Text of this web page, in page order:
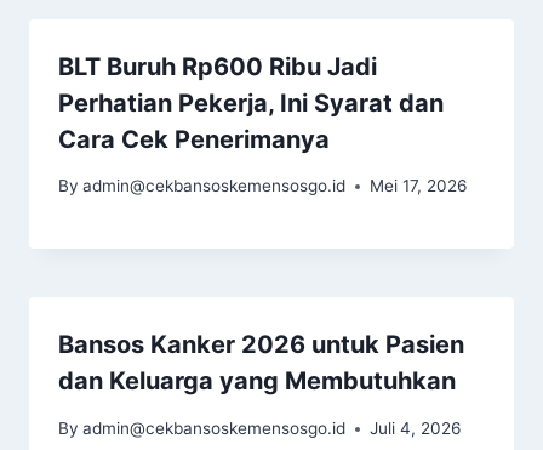
BLT Buruh Rp600 Ribu Jadi
Perhatian Pekerja, Ini Syarat dan
Cara Cek Penerimanya
By admin@cekbansoskemensosgo.id Mei 17, 2026
Bansos Kanker 2026 untuk Pasien
dan Keluarga yang Membutuhkan
By admin@cekbansoskemensosgo.id Juli 4, 2026